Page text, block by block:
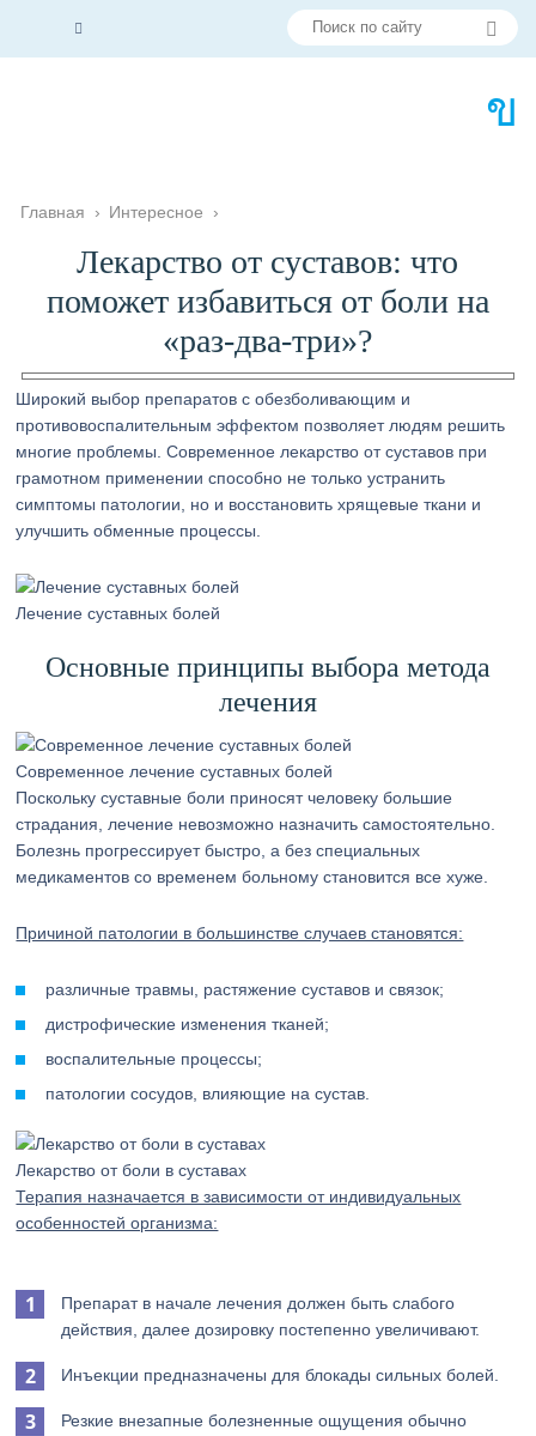
Главная › Интересное ›
Лекарство от суставов: что
поможет избавиться от боли на
«раз-два-три»?
Широкий выбор препаратов с обезболивающим и
противовоспалительным эффектом позволяет людям решить
многие проблемы. Современное лекарство от суставов при
грамотном применении способно не только устранить
симптомы патологии, но и восстановить хрящевые ткани и
улучшить обменные процессы.
Лечение суставных болей
Основные принципы выбора метода
лечения
Современное лечение суставных болей
Поскольку суставные боли приносят человеку большие
страдания, лечение невозможно назначить самостоятельно.
Болезнь прогрессирует быстро, а без специальных
медикаментов со временем больному становится все хуже.
Причиной патологии в большинстве случаев становятся:
различные травмы, растяжение суставов и связок;
дистрофические изменения тканей;
воспалительные процессы;
патологии сосудов, влияющие на сустав.
Лекарство от боли в суставах
Терапия назначается в зависимости от индивидуальных
особенностей организма:
Препарат в начале лечения должен быть слабого
действия, далее дозировку постепенно увеличивают.
Инъекции предназначены для блокады сильных болей.
Резкие внезапные болезненные ощущения обычно